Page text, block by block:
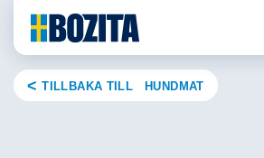
content
TILLBAKA TILL HUNDMAT